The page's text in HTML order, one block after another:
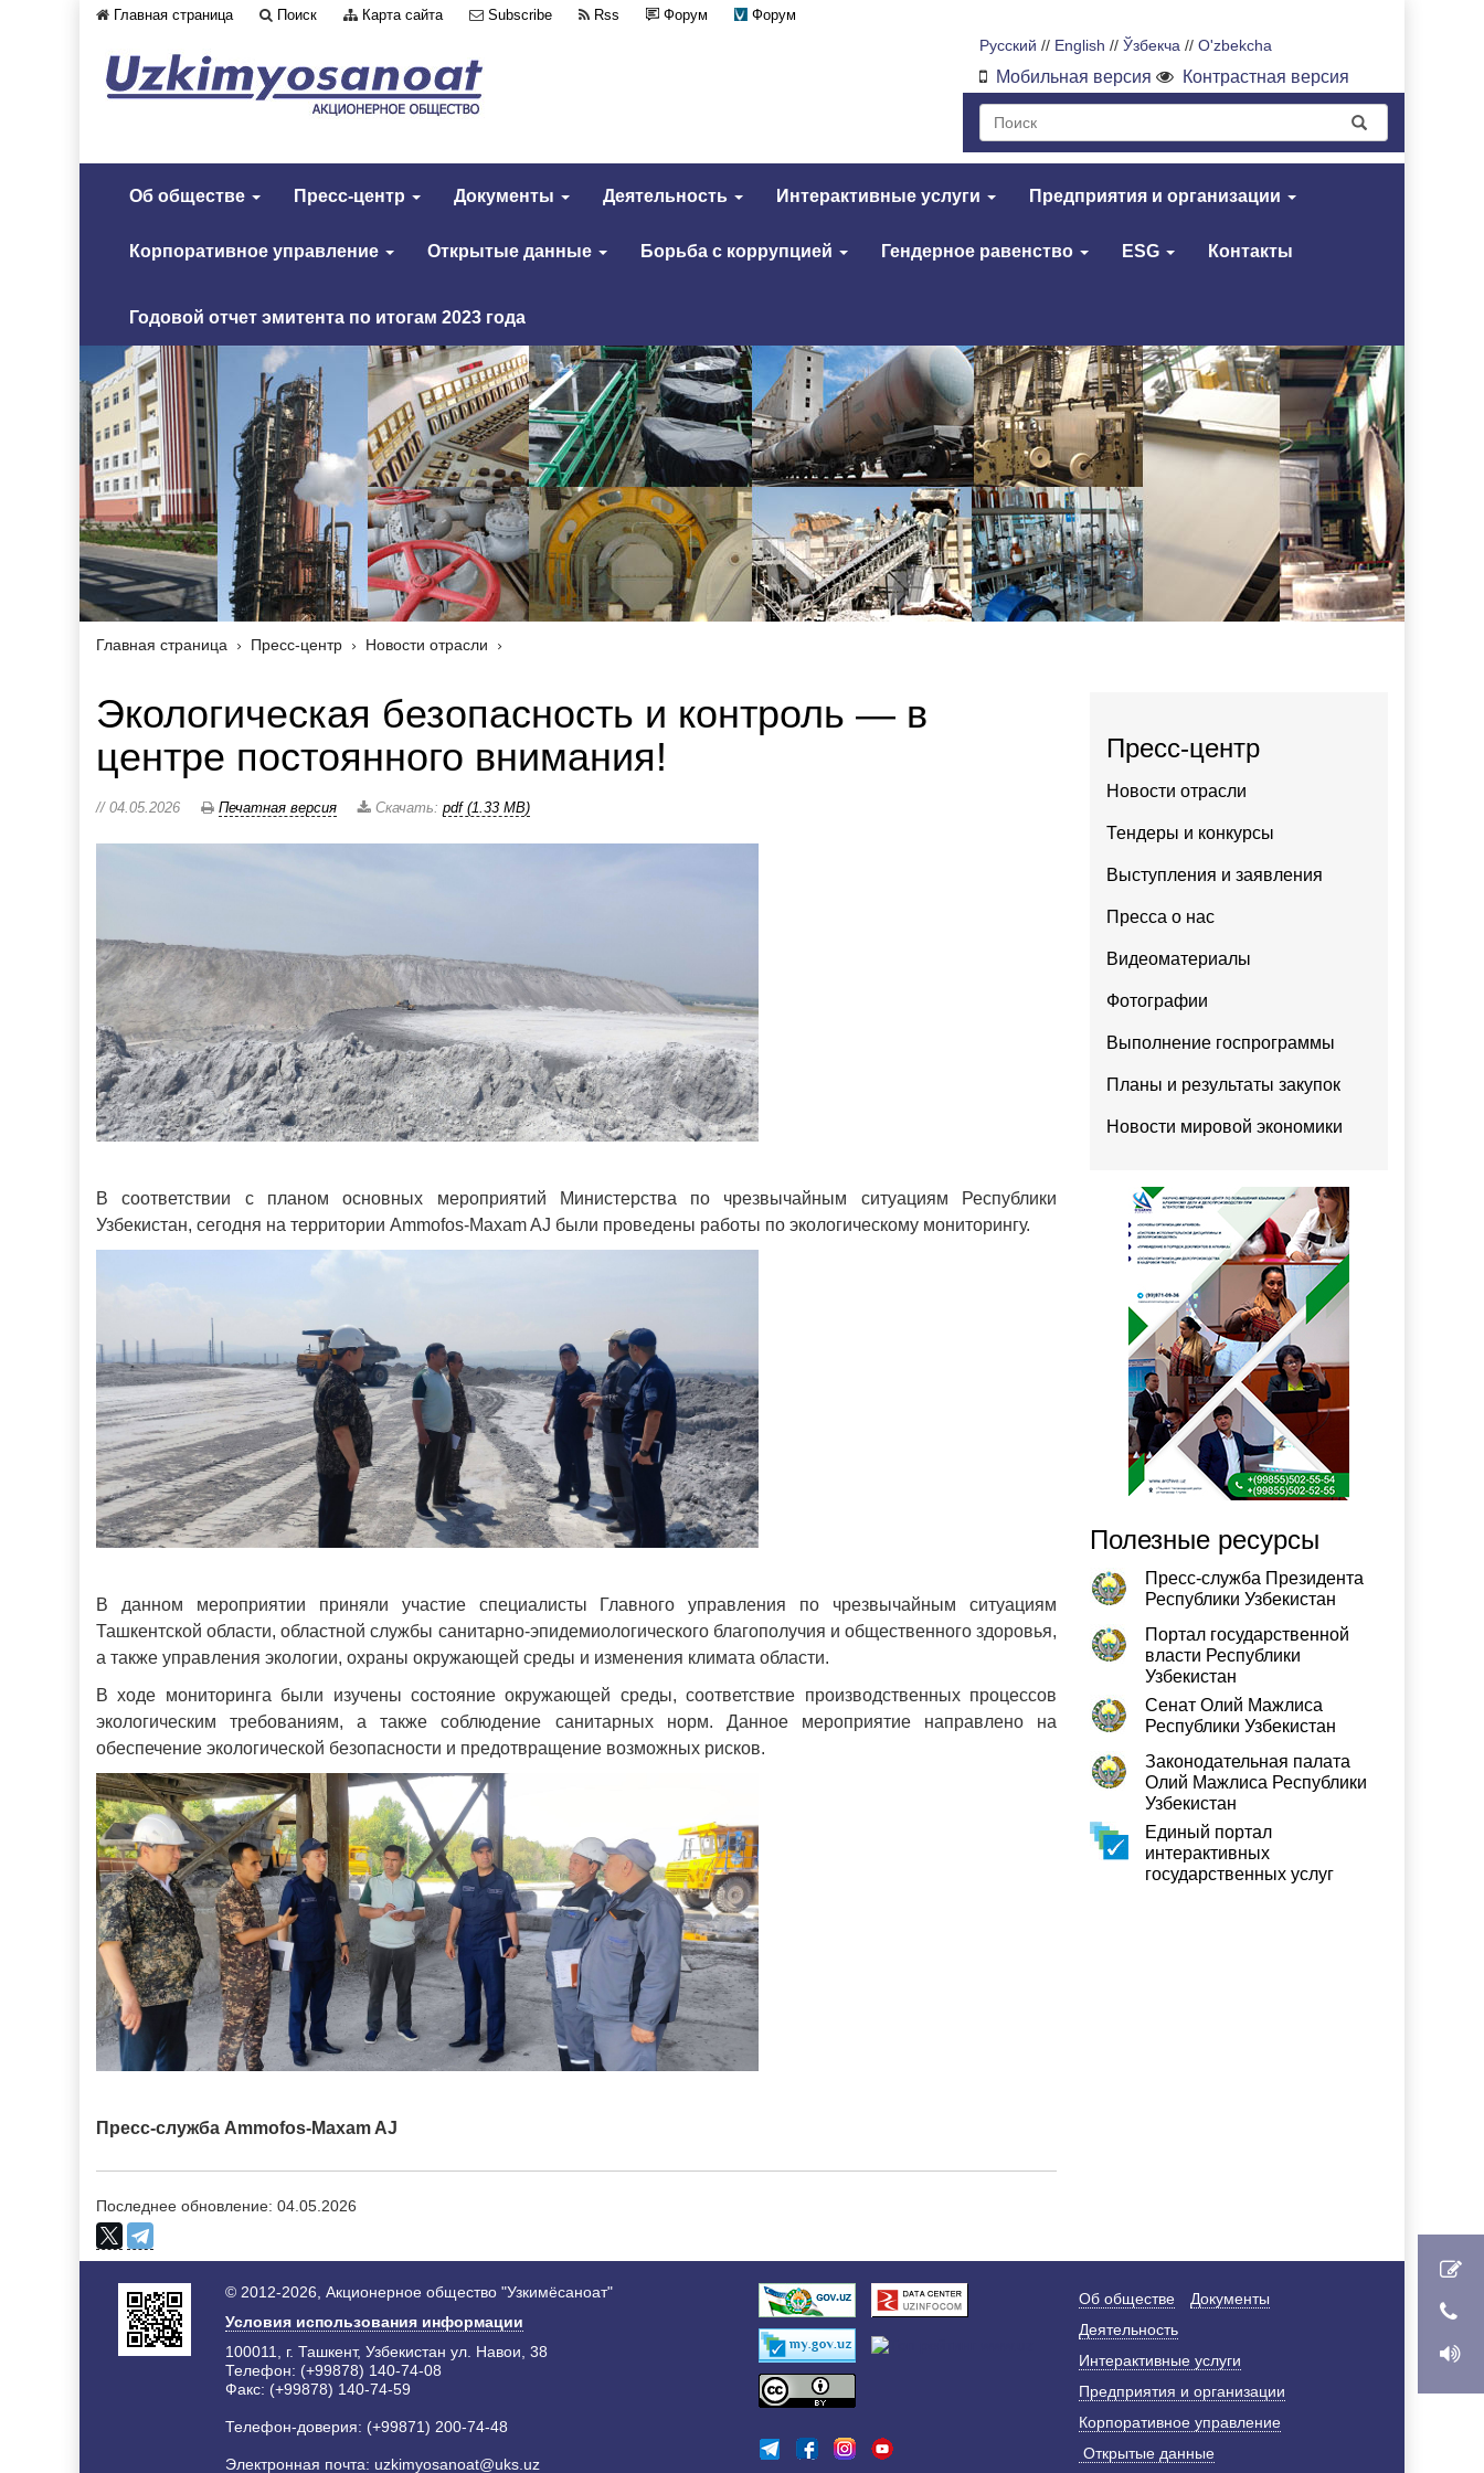
Главная страница Поиск Карта сайта Subscribe Rss Форум
Форум
Русский // English // Ўзбекча // O'zbekcha
Мобильная версия Контрастная версия
Об обществе Пресс-центр Документы Деятельность Интерактивные услуги Предприятия и организации
Корпоративное управление Открытые данные Борьба с коррупцией Гендерное равенство ESG Контакты
Годовой отчет эмитента по итогам 2023 года
Главная страница Пресс-центр Новости отрасли
Экологическая безопасность и контроль — в
центре постоянного внимания!
// 04.05.2026 Печатная версия Скачать: pdf (1.33 MB)
В соответствии с планом основных мероприятий Министерства по чрезвычайным ситуациям Республики
Узбекистан, сегодня на территории Ammofos-Maxam AJ были проведены работы по экологическому мониторингу.
В данном мероприятии приняли участие специалисты Главного управления по чрезвычайным ситуациям
Ташкентской области, областной службы санитарно-эпидемиологического благополучия и общественного здоровья,
а также управления экологии, охраны окружающей среды и изменения климата области.
В ходе мониторинга были изучены состояние окружающей среды, соответствие производственных процессов
экологическим требованиям, а также соблюдение санитарных норм. Данное мероприятие направлено на
обеспечение экологической безопасности и предотвращение возможных рисков.
Пресс-служба Ammofos-Maxam AJ
Последнее обновление: 04.05.2026
Пресс-центр
Новости отрасли
Тендеры и конкурсы
Выступления и заявления
Пресса о нас
Видеоматериалы
Фотографии
Выполнение госпрограммы
Планы и результаты закупок
Новости мировой экономики
Полезные ресурсы
Пресс-служба Президента
Республики Узбекистан
Портал государственной
власти Республики
Узбекистан
Сенат Олий Мажлиса
Республики Узбекистан
Законодательная палата
Олий Мажлиса Республики
Узбекистан
Единый портал
интерактивных
государственных услуг
© 2012-2026, Акционерное общество "Узкимёсаноат"
Условия использования информации
100011, г. Ташкент, Узбекистан ул. Навои, 38
Телефон: (+99878) 140-74-08
Факс: (+99878) 140-74-59
Телефон-доверия: (+99871) 200-74-48
Электронная почта: uzkimyosanoat@uks.uz
Об обществе
Документы
Деятельность
Интерактивные услуги
Предприятия и организации
Корпоративное управление
Открытые данные